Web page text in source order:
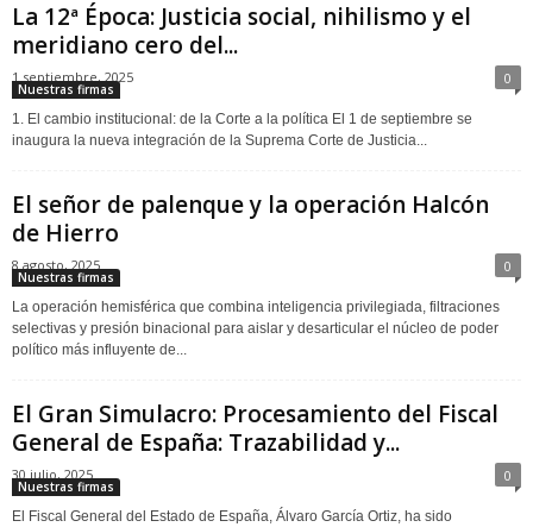
La 12ª Época: Justicia social, nihilismo y el
meridiano cero del...
1 septiembre, 2025 0
Nuestras firmas
1. El cambio institucional: de la Corte a la política El 1 de septiembre se
inaugura la nueva integración de la Suprema Corte de Justicia...
El señor de palenque y la operación Halcón
de Hierro
8 agosto, 2025 0
Nuestras firmas
La operación hemisférica que combina inteligencia privilegiada, filtraciones
selectivas y presión binacional para aislar y desarticular el núcleo de poder
político más influyente de...
El Gran Simulacro: Procesamiento del Fiscal
General de España: Trazabilidad y...
30 julio, 2025 0
Nuestras firmas
El Fiscal General del Estado de España, Álvaro García Ortiz, ha sido